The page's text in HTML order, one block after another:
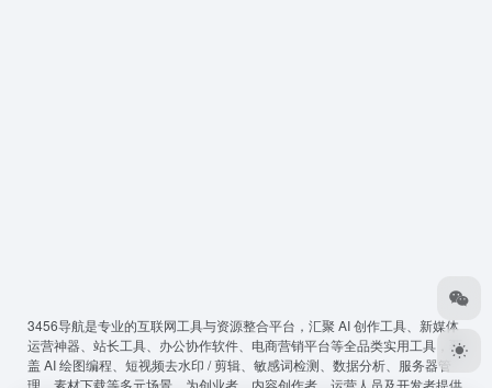
3456导航是专业的互联网工具与资源整合平台，汇聚 AI 创作工具、新媒体
运营神器、站长工具、办公协作软件、电商营销平台等全品类实用工具，覆
盖 AI 绘图编程、短视频去水印 / 剪辑、敏感词检测、数据分析、服务器管
理、素材下载等多元场景，为创业者、内容创作者、运营人员及开发者提供